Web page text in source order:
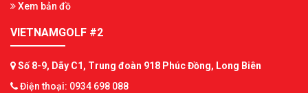
Xem bản đồ
VIETNAMGOLF #2
Số 8-9, Dãy C1, Trung đoàn 918 Phúc Đồng, Long Biên
Điện thoại: 0934 698 088